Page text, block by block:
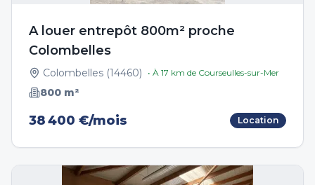
A louer entrepôt 800m² proche
Colombelles
Colombelles (14460) • À 17 km de Courseulles-sur-Mer
800 m²
38 400 €/mois Location